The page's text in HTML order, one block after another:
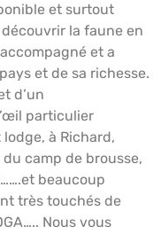
et surtout
la faune en
et a
et de sa richesse.
d’un
particulier
à Richard,
camp de brousse,
beaucoup
très touchés de
Nous vous